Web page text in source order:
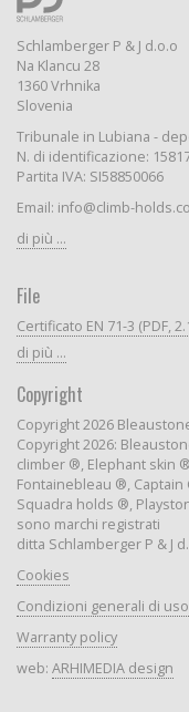
Schlamberger P & J d.o.o
Na Klancu 28
1360 Vrhnika
Slovenia
Tribunale in Lubiana -
N. di identificazione:
Partita IVA: SI58850066
Email: info@climb-
di più ...
File
Certificato EN 71-3 (PDF,
di più ...
Copyright
Copyright 2026
Copyright 2026:
climber ®, Elephant skin
Fontainebleau ®,
Squadra holds ®,
sono marchi registrati
ditta Schlamberger P & J
Cookies
Condizioni generali di
Warranty policy
web: ARHIMEDIA design